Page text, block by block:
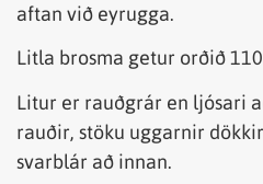
aftan við eyrugga.
Litla brosma getur orðið
Litur er rauðgrár en ljósari
rauðir, stöku uggarnir
svarblár að innan.